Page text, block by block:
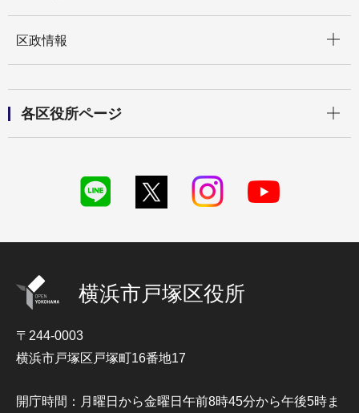
区政情報
各区役所ページ
横浜市戸塚区役所
〒244-0003
横浜市戸塚区戸塚町16番地17
開庁時間：月曜日から金曜日午前8時45分から午後5時ま